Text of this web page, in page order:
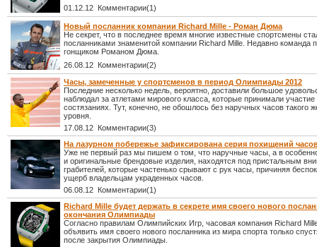
01.12.12 Комментарии(1)
Новый посланник компании Richard Mille - Роман Дюма
Не секрет, что в последнее время многие известные спортсмены
посланниками знаменитой компании Richard Mille. Недавно команда
гонщиком Романом Дюма.
26.08.12 Комментарии(2)
Часы, замеченные у спортсменов в период Олимпиады 2012
Последние несколько недель, вероятно, доставили большое
наблюдал за атлетами мирового класса, которые принимали
состязаниях. Тут, конечно, не обошлось без наручных часов такого
уровня.
17.08.12 Комментарии(3)
На лазурном побережье зафиксирована серия похищений
Уже не первый раз мы пишем о том, что наручные часы, а в
и оригинальные брендовые изделия, находятся под пристальным
грабителей, которые частенько срывают с рук часы, причиняя
ущерб владельцам украденных часов.
06.08.12 Комментарии(1)
Richard Mille будет держать в секрете имя своего нового
окончания Олимпиады
Согласно правилам Олимпийских Игр, часовая компания Richard
объявить имя своего нового посланника из мира спорта только
после закрытия Олимпиады.